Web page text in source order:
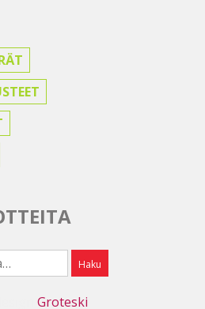
Haku
Groteski